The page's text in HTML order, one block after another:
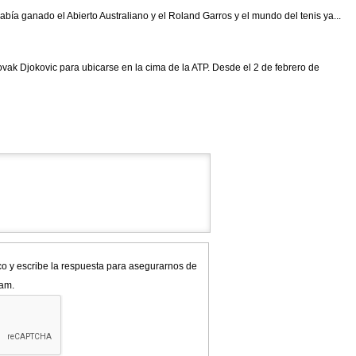
ganado el Abierto Australiano y el Roland Garros y el mundo del tenis ya...
Djokovic para ubicarse en la cima de la ATP. Desde el 2 de febrero de
y escribe la respuesta para asegurarnos de